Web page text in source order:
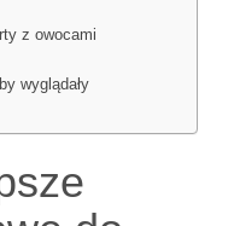
z owocami
wyglądały